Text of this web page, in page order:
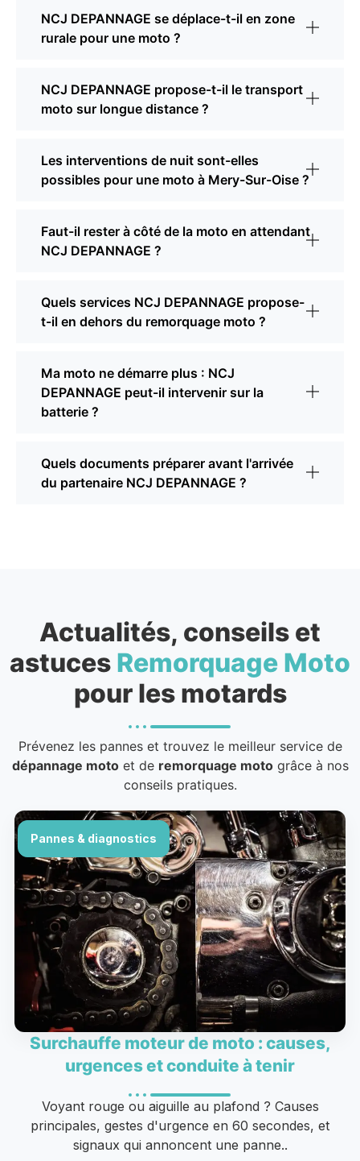
NCJ DEPANNAGE se déplace-t-il en zone
rurale pour une moto ?
NCJ DEPANNAGE propose-t-il le transport
moto sur longue distance ?
Les interventions de nuit sont-elles
possibles pour une moto à Mery-Sur-Oise ?
Faut-il rester à côté de la moto en attendant
NCJ DEPANNAGE ?
Quels services NCJ DEPANNAGE propose-
t-il en dehors du remorquage moto ?
Ma moto ne démarre plus : NCJ
DEPANNAGE peut-il intervenir sur la
batterie ?
Quels documents préparer avant l'arrivée
du partenaire NCJ DEPANNAGE ?
Actualités, conseils et
astuces Remorquage Moto
pour les motards
Prévenez les pannes et trouvez le meilleur service de
dépannage motoet de remorquage motogrâce à nos
conseils pratiques.
Pannes & diagnostics
Surchauffe moteur de moto : causes,
urgences et conduite à tenir
Voyant rouge ou aiguille au plafond ? Causes
principales, gestes d'urgence en 60 secondes, et
signaux qui annoncent une panne..